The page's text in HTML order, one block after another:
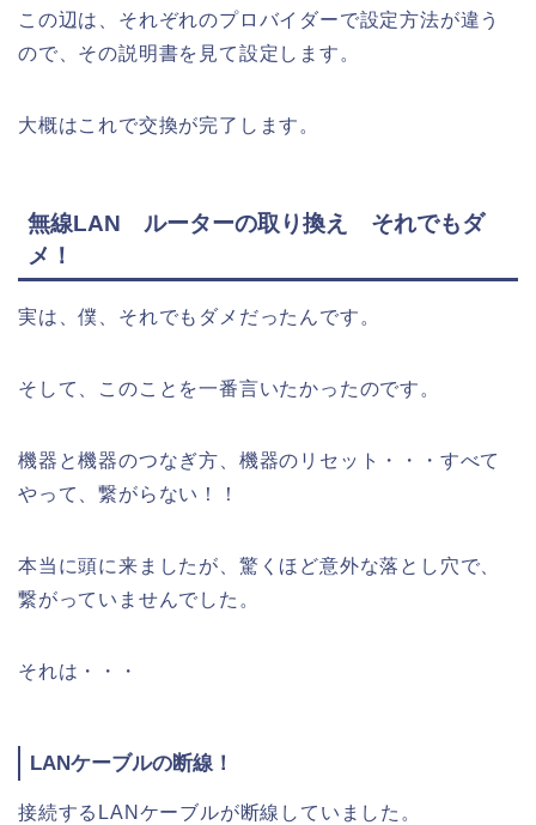
この辺は、それぞれのプロバイダーで設定方法が違う
ので、その説明書を見て設定します。
大概はこれで交換が完了します。
無線LAN ルーターの取り換え それでもダ
メ！
実は、僕、それでもダメだったんです。
そして、このことを一番言いたかったのです。
機器と機器のつなぎ方、機器のリセット・・・すべて
やって、繋がらない！！
本当に頭に来ましたが、驚くほど意外な落とし穴で、
繋がっていませんでした。
それは・・・
LANケーブルの断線！
接続するLANケーブルが断線していました。